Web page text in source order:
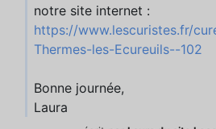
notre site internet :
https://www.lescuristes.fr/
Thermes-les-Ecureuils--102
Bonne journée,
Laura